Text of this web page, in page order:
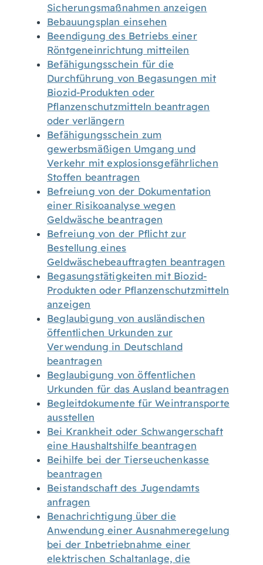
Sicherungsmaßnahmen anzeigen
Bebauungsplan einsehen
Beendigung des Betriebs einer
Röntgeneinrichtung mitteilen
Befähigungsschein für die
Durchführung von Begasungen mit
Biozid-Produkten oder
Pflanzenschutzmitteln beantragen
oder verlängern
Befähigungsschein zum
gewerbsmäßigen Umgang und
Verkehr mit explosionsgefährlichen
Stoffen beantragen
Befreiung von der Dokumentation
einer Risikoanalyse wegen
Geldwäsche beantragen
Befreiung von der Pflicht zur
Bestellung eines
Geldwäschebeauftragten beantragen
Begasungstätigkeiten mit Biozid-
Produkten oder Pflanzenschutzmitteln
anzeigen
Beglaubigung von ausländischen
öffentlichen Urkunden zur
Verwendung in Deutschland
beantragen
Beglaubigung von öffentlichen
Urkunden für das Ausland beantragen
Begleitdokumente für Weintransporte
ausstellen
Bei Krankheit oder Schwangerschaft
eine Haushaltshilfe beantragen
Beihilfe bei der Tierseuchenkasse
beantragen
Beistandschaft des Jugendamts
anfragen
Benachrichtigung über die
Anwendung einer Ausnahmeregelung
bei der Inbetriebnahme einer
elektrischen Schaltanlage, die